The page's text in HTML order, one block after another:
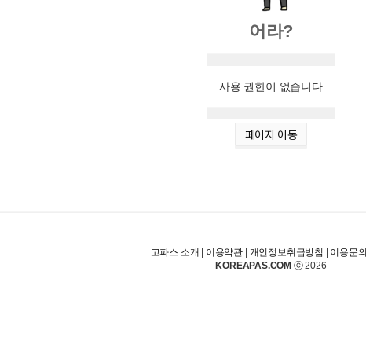
어라?
사용 권한이 없습니다
페이지 이동
고파스 소개 이용약관 개인정보취급방침 이용문의
KOREAPAS.COM ⓒ 2026